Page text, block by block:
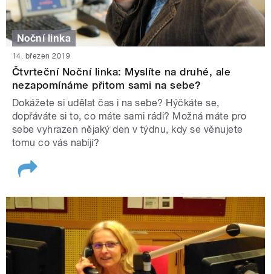
Noční linka
14. březen 2019
Čtvrteční Noční linka: Myslíte na druhé, ale
nezapomínáme přitom sami na sebe?
Dokážete si udělat čas i na sebe? Hýčkáte se,
dopřáváte si to, co máte sami rádi? Možná máte pro
sebe vyhrazen nějaký den v týdnu, kdy se věnujete
tomu co vás nabíjí?